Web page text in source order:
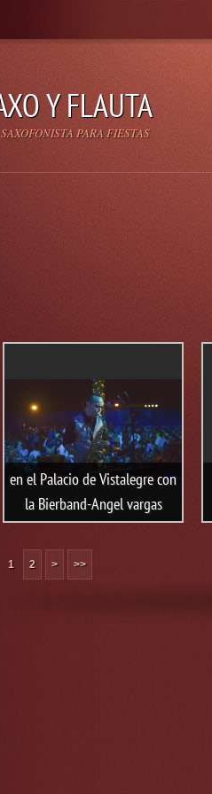
SAXOFONISTA PARA FIESTAS
en el Palacio de Vistalegre con
la Bierband-Angel vargas
1 2 > >>